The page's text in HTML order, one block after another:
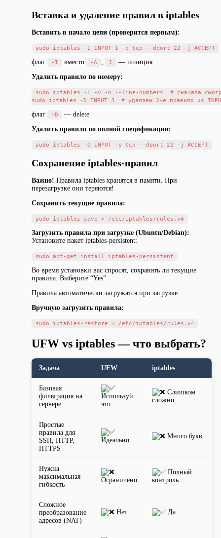
Вставка и удаление правил в iptables
Вставить в начало цепи (проверится первым):
флаг -I вместо -A ; 1
— позиция
Удалить правило по номеру:
sudo iptables -L -v -n --line-numbers  # сначала
флаг -D
— delete
Удалить правило по полной спецификации:
Сохранение iptables-правил
Важно! Правила iptables хранятся в памяти. При
перезагрузке они теряются!
Сохранить текущие правила:
Загрузить правила при загрузке (Ubuntu/Debian):
Установите пакет iptables-persistent:
Во время установки вас спросят, сохранять ли текущие
правила. Выберите “Yes”.
Правила автоматически загружатся при загрузке.
Вручную загрузить правила:
UFW vs iptables — что выбрать?
Задача UFW iptables
Базовая
фильтрация на
сервере
Используй
это
Слишком
сложно
Простые
правила для
SSH, HTTP,
HTTPS
Идеально
Много букв
Нужна
максимальная
гибкость
Ограничено
Полный
контроль
Сложное
преобразование
адресов (NAT)
Нет Да